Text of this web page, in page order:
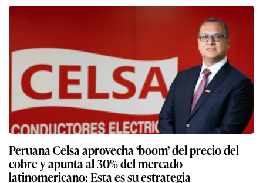
Peruana Celsa aprovecha ‘boom’ del precio del
cobre y apunta al 30% del mercado
latinomericano: Esta es su estrategia